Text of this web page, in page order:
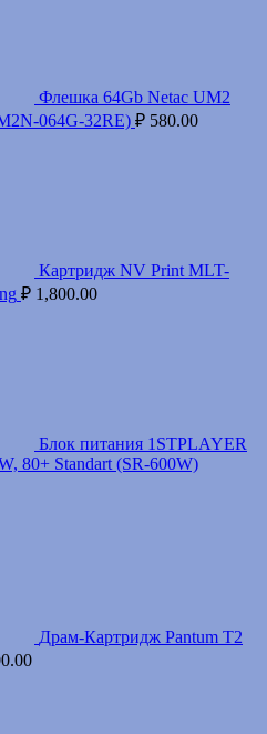
Флешка 64Gb Netac UM2
064G-32RE) ₽ 580.00
Картридж NV Print MLT-
₽ 1,800.00
Блок питания 1STPLAYER
80+ Standart (SR-600W)
Драм-Картридж Pantum T2